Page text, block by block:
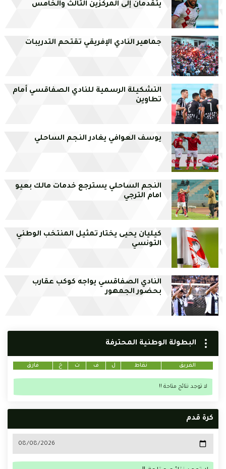
يتقدمان إلى المركزين الثالث والخامس
جماهير النادي الإفريقي تقتحم التدريبات
التشكيلة الرسمية للنادي الصفاقسي أمام
تطاوين
يوسف العوافي يغادر النجم الساحلي
النجم الساحلي يسترجع خدمات مالك بعيو
امام الترجي
كيليان يحيى يختار تمثيل المنتخب الوطني
التونسي
النادي الصفاقسي يواجه كوكب عقارب
بحضور الجمهور
البطولة الوطنية المحترفة
الفريق نقاط ل ف ت خ فارق
لا توجد نتائج متاحة !!
كرة قدم